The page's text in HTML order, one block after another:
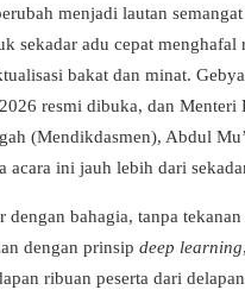
menjadi lautan
sekadar adu cepat menghafal
bakat dan minat.
resmi dibuka, dan Menteri
(Mendikdasmen), Abdul
acara ini jauh lebih dari
dengan bahagia, tanpa tekanan
dengan prinsip deep learning
ribuan peserta dari delapan